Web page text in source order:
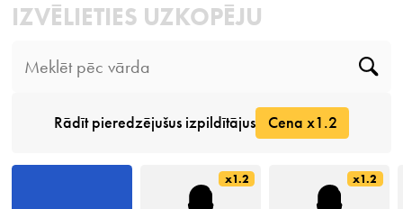
IZVĒLIETIES UZKOPĒJU
Rādīt pieredzējušus izpildītājus Cena x1.2
x1.2 x1.2